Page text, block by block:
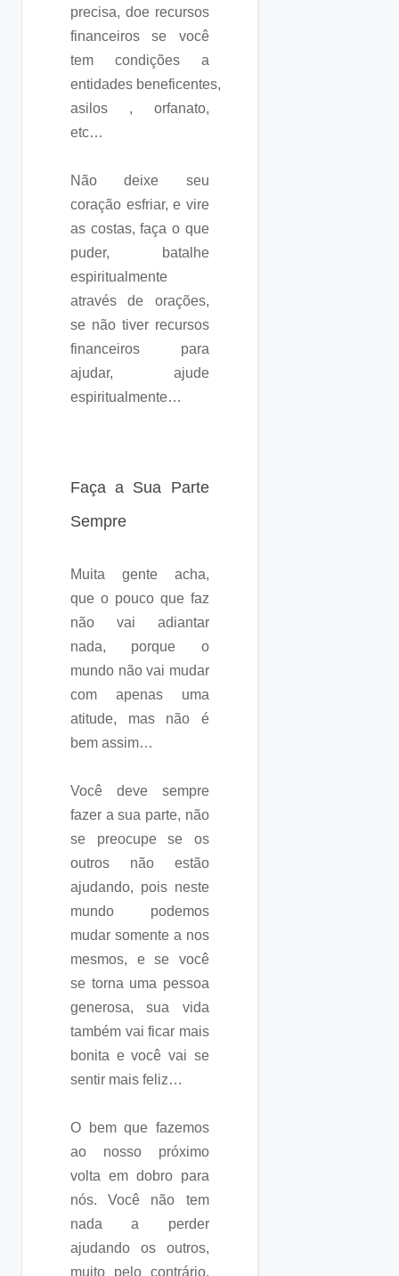
precisa, doe recursos
financeiros se você
tem condições a
entidades beneficentes,
asilos , orfanato,
etc…
Não deixe seu
coração esfriar, e vire
as costas, faça o que
puder, batalhe
espiritualmente
através de orações,
se não tiver recursos
financeiros para
ajudar, ajude
espiritualmente…
Faça a Sua Parte
Sempre
Muita gente acha,
que o pouco que faz
não vai adiantar
nada, porque o
mundo não vai mudar
com apenas uma
atitude, mas não é
bem assim…
Você deve sempre
fazer a sua parte, não
se preocupe se os
outros não estão
ajudando, pois neste
mundo podemos
mudar somente a nos
mesmos, e se você
se torna uma pessoa
generosa, sua vida
também vai ficar mais
bonita e você vai se
sentir mais feliz…
O bem que fazemos
ao nosso próximo
volta em dobro para
nós. Você não tem
nada a perder
ajudando os outros,
muito pelo contrário,